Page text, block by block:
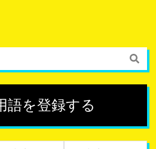
語を登録する